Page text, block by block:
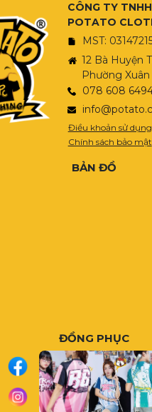
CÔNG TY
POTATO
MST:
12 Bà Huyện
Phường Xuân
078 608
Điều khoản sử dụng
Chính sách bảo mật
BẢN ĐỒ
ĐỒNG PHỤC